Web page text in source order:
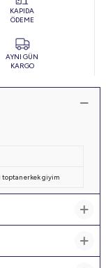
KAPIDA
ÖDEME
AYNI GÜN
KARGO
toptan erkek giyim